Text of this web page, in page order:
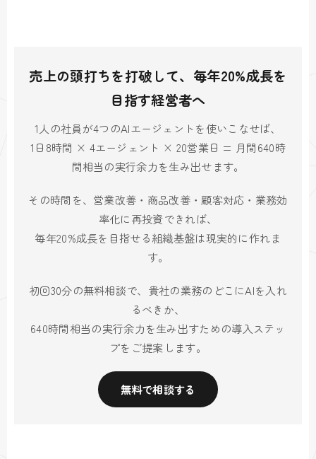
売上の頭打ちを打破して、毎年20%成長を
目指す経営者へ
1人の社員が4つのAIエージェントを使いこなせば、
1日8時間 × 4エージェント × 20営業日 = 月間640時
間相当の実行余力を生み出せます。
その時間を、営業改善・商品改善・顧客対応・業務効
率化に再投資できれば、
毎年20%成長を目指せる組織基盤は現実的に作れま
す。
初回30分の無料相談で、貴社の業務のどこにAIを入れ
るべきか、
640時間相当の実行余力を生み出すための導入ステッ
プをご提案します。
無料で相談する